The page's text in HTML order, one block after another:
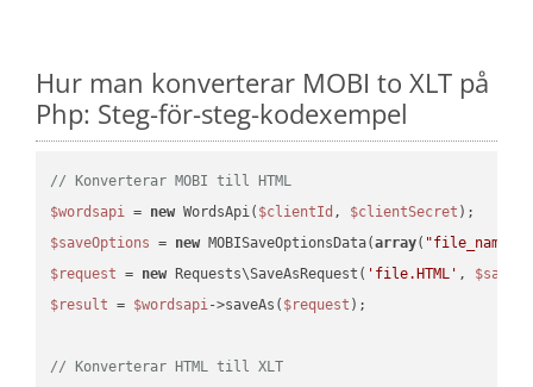
Hur man konverterar MOBI to XLT på
Php: Steg-för-steg-kodexempel
// Konverterar MOBI till HTML
$wordsapi = new WordsApi( $clientId , $clientSecret
$saveOptions = new MOBISaveOptionsData(array( "file_name"
$request = new Requests\SaveAsRequest( 'file.HTML' ,
$result = $wordsapi->saveAs( $request );
// Konverterar HTML till XLT